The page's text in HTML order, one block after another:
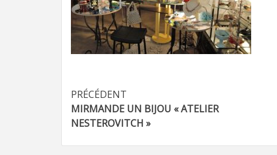
Navigation
d’article
PRÉCÉDENT
MIRMANDE UN BIJOU « ATELIER
NESTEROVITCH »